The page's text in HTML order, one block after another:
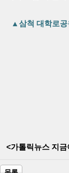
▲삼척 대학로공
<가톨릭뉴스 지금